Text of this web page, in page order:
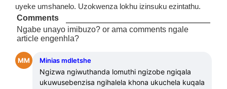
uyeke umshanelo. Uzokwenza lokhu izinsuku ezintathu.
Comments
Ngabe unayo imibuzo? or ama comments ngale
article engenhla?
MM Minias mdletshe
Ngizwa ngiwuthanda lomuthi ngizobe ngiqala
ukuwusebenzisa ngihalela khona ukuchela kuqala